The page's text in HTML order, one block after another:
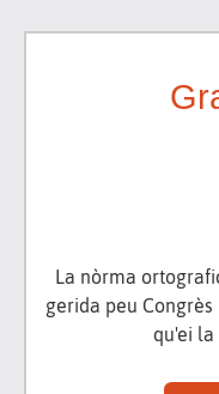
La nòrma
gerida peu
qu'ei la